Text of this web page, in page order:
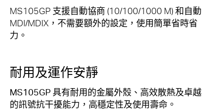
MS105GP 支援自動協商 (10/100/1000 M) 和自動
MDI/MDIX，不需要額外的設定，使用簡單省時省
力。
耐用及運作安靜
MS105GP 具有耐用的金屬外殼、高效散熱及卓越
的訊號抗干擾能力，高穩定性及使用壽命。